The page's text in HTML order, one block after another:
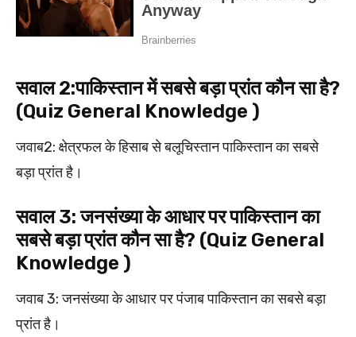
सवाल 2:पाकिस्तान में सबसे बड़ा प्रांत कौन सा है?
(Quiz General Knowledge )
जवाब2: क्षेत्रफल के हिसाब से बलूचिस्तान पाकिस्तान का सबसे
बड़ा प्रांत है।
सवाल 3: जनसंख्या के आधार पर पाकिस्तान का
सबसे बड़ा प्रांत कौन सा है? (Quiz General
Knowledge )
जवाब 3: जनसंख्या के आधार पर पंजाब पाकिस्तान का सबसे बड़ा
प्रांत है।